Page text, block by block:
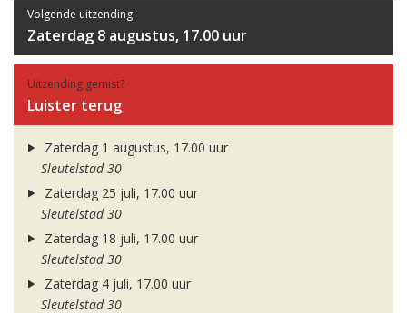
Volgende uitzending:
Zaterdag 8 augustus, 17.00 uur
Uitzending gemist?
Luister terug
Zaterdag 1 augustus, 17.00 uur
Sleutelstad 30
Zaterdag 25 juli, 17.00 uur
Sleutelstad 30
Zaterdag 18 juli, 17.00 uur
Sleutelstad 30
Zaterdag 4 juli, 17.00 uur
Sleutelstad 30